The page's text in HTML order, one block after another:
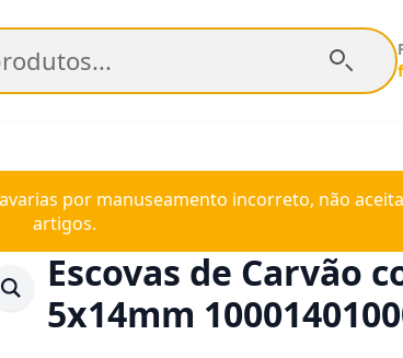
por manuseamento incorreto, não
artigos.
Escovas de Carvão
5x14mm